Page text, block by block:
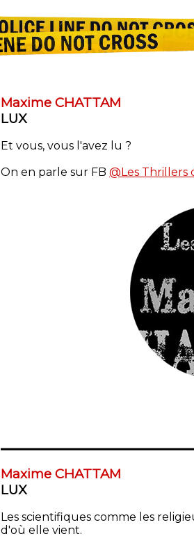
Maxime CHATTAM
LUX
Et vous, vous l'avez lu ?
On en parle sur FB @Les Thrillers
Maxime CHATTAM
LUX
Les scientifiques comme les
d'où elle vient.